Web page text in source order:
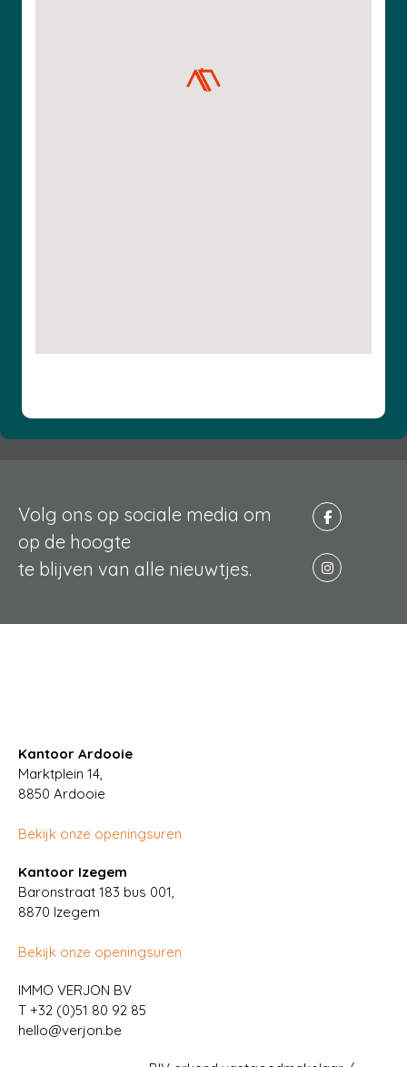
Volg ons op sociale media om
op de hoogte
te blijven van alle nieuwtjes.
Kantoor Ardooie
Marktplein 14,
8850 Ardooie
Bekijk onze openingsuren
Kantoor Izegem
Baronstraat 183 bus 001,
8870 Izegem
Bekijk onze openingsuren
IMMO VERJON BV
T +32 (0)51 80 92 85
hello@verjon.be